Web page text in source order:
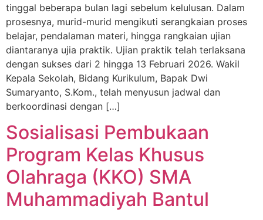
tinggal beberapa bulan lagi sebelum kelulusan. Dalam
prosesnya, murid-murid mengikuti serangkaian proses
belajar, pendalaman materi, hingga rangkaian ujian
diantaranya ujia praktik. Ujian praktik telah terlaksana
dengan sukses dari 2 hingga 13 Februari 2026. Wakil
Kepala Sekolah, Bidang Kurikulum, Bapak Dwi
Sumaryanto, S.Kom., telah menyusun jadwal dan
berkoordinasi dengan […]
Sosialisasi Pembukaan
Program Kelas Khusus
Olahraga (KKO) SMA
Muhammadiyah Bantul